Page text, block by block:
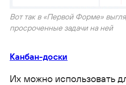
Вот так в «Первой Форме»
просроченные задачи на ней
Канбан-доски
Их можно использовать